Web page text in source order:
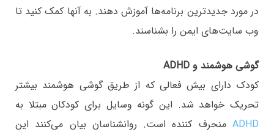
در مورد جدیدترین برنامه‌ها آموزش دهند. به آنها کمک کنید تا
وب سایت‌های ایمن را بشناسند.
گوشی هوشمند و
کودک دارای بیش فعالی که از طریق گوشی هوشمند بیشتر
تحریک خواهد شد. این گونه وسایل برای کودکان مبتلا به
ADHD منحرف کننده است. روانشناسان بیان می‌کنند این